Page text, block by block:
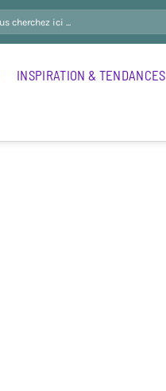
INSPIRATION & TENDANCES